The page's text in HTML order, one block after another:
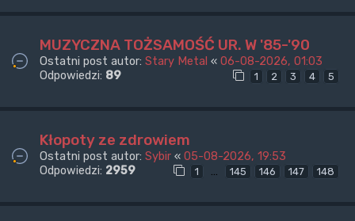
MUZYCZNA TOŻSAMOŚĆ UR. W '85-'90
Ostatni post autor: Stary Metal « 06-08-2026, 01:03
Odpowiedzi: 89 1 2 3 4 5
Kłopoty ze zdrowiem
Ostatni post autor: Sybir « 05-08-2026, 19:53
Odpowiedzi: 2959 1 … 145 146 147 148